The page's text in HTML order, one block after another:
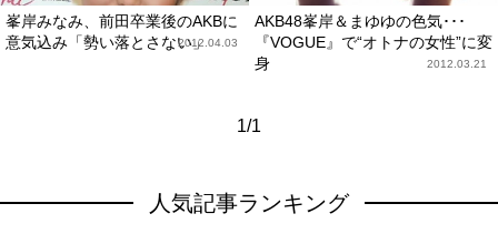
峯岸みなみ、前田卒業後のAKBに
意気込み「勢い落とさない」2012.04.03
AKB48峯岸＆まゆゆの色気･･･
『VOGUE』で“オトナの女性”に変
身
2012.03.21
1/1
人気記事ランキング